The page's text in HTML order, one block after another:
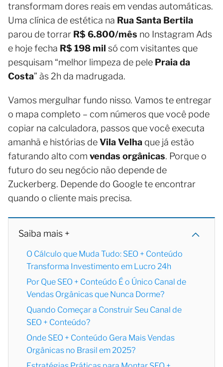
transformam dores reais em vendas automáticas.
Uma clínica de estética na Rua Santa Bertila
parou de torrar R$ 6.800/mês no Instagram Ads
e hoje fecha R$ 198 mil só com visitantes que
pesquisam “melhor limpeza de pele Praia da
Costa” às 2h da madrugada.
Vamos mergulhar fundo nisso. Vamos te entregar
o mapa completo – com números que você pode
copiar na calculadora, passos que você executa
amanhã e histórias deVila Velha que já estão
faturando alto com vendas orgânicas. Porque o
futuro do seu negócio não depende de
Zuckerberg. Depende do Google te encontrar
quando o cliente mais precisa.
Saiba mais +
O Cálculo que Muda Tudo: SEO + Conteúdo
Transforma Investimento em Lucro 24h
Por Que SEO + Conteúdo É o Único Canal de
Vendas Orgânicas que Nunca Dorme?
Quando Começar a Construir Seu Canal de
SEO + Conteúdo?
Onde SEO + Conteúdo Gera Mais Vendas
Orgânicas no Brasil em 2025?